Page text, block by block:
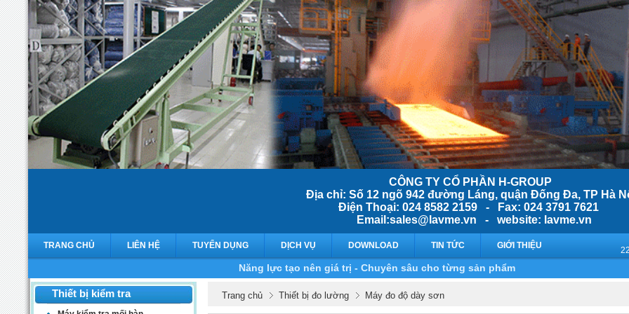
CÔNG TY CỔ PHẦN H-GROUP
Địa chỉ: Số 12 ngõ 942 đường Láng, quận Đống Đa, TP Hà
Điện Thoại: 024 8582 2159 - Fax: 024 3791 7621
Email:sales@lavme.vn - website: lavme.vn
TRANG CHỦ LIÊN HỆ TUYỂN DỤNG DỊCH VỤ DOWNLOAD TIN TỨC GIỚI THIỆU
Năng lực tạo nên giá trị - Chuyên sâu cho từng sản phẩm
Thiết bị kiểm tra Trang chủ Thiết bị đo lường Máy đo độ dày sơn